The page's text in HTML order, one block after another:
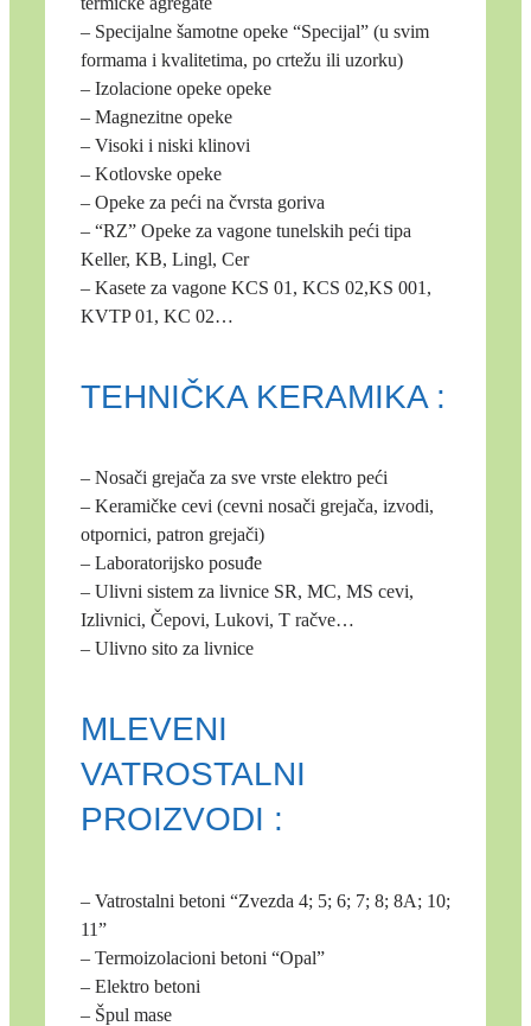
– Specijalne šamotne opeke “Specijal” (u svim
formama i kvalitetima, po crtežu ili uzorku)
– Izolacione opeke opeke
– Magnezitne opeke
– Visoki i niski klinovi
– Kotlovske opeke
– Opeke za peći na čvrsta goriva
– “RZ” Opeke za vagone tunelskih peći tipa
Keller, KB, Lingl, Cer
– Kasete za vagone KCS 01, KCS 02,KS 001,
KVTP 01, KC 02…
TEHNIČKA KERAMIKA :
– Nosači grejača za sve vrste elektro peći
– Keramičke cevi (cevni nosači grejača, izvodi,
otpornici, patron grejači)
– Laboratorijsko posuđe
– Ulivni sistem za livnice SR, MC, MS cevi,
Izlivnici, Čepovi, Lukovi, T račve…
– Ulivno sito za livnice
MLEVENI
VATROSTALNI
PROIZVODI :
– Vatrostalni betoni “Zvezda 4; 5; 6; 7; 8; 8A; 10;
11”
– Termoizolacioni betoni “Opal”
– Elektro betoni
– Špul mase